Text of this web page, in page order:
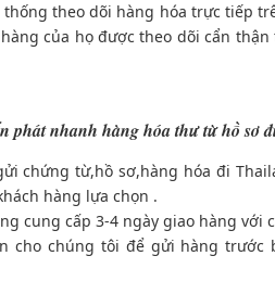
theo dõi hàng hóa trực tiếp
của họ được theo dõi cẩn
phát nhanh hàng hóa thư từ hồ sơ
chứng từ,hồ sơ,hàng hóa đi
hàng lựa chọn .
cung cấp 3-4 ngày giao hàng với
cho chúng tôi để gửi hàng